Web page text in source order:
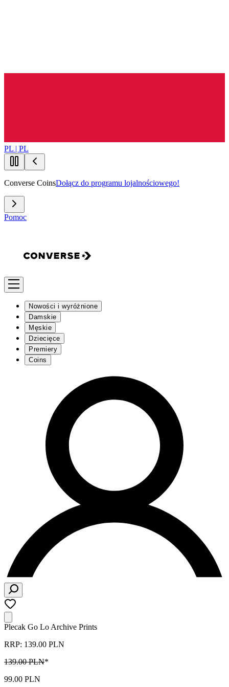
PL | PL
Converse CoinsDołącz do programu lojalnościowego!
Pomoc
Nowości i wyróżnione
Damskie
Męskie
Dziecięce
Premiery
Coins
Plecak Go Lo Archive Prints
RRP: 139.00 PLN
139.00 PLN*
99.00 PLN